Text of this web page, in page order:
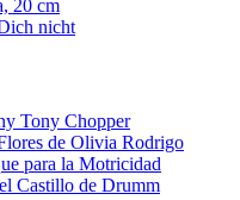
20 cm
nicht
Tony Chopper
de Olivia Rodrigo
para la Motricidad
Castillo de Drumm